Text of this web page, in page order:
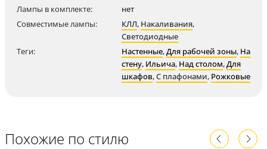
Лампы в комплекте:
нет
Совместимые лампы:
КЛЛ, Накаливания,
Светодиодные
Теги:
Настенные,Для рабочей зоны, На
стену, Ильича, Над столом,Для
шкафов,С плафонами, Рожковые
Похожие по стилю